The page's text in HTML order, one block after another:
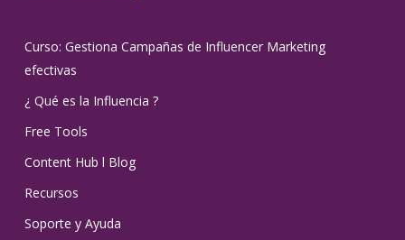
Curso: Gestiona Campañas de Influencer Marketing
efectivas
¿ Qué es la Influencia ?
Free Tools
Content Hub l Blog
Recursos
Soporte y Ayuda